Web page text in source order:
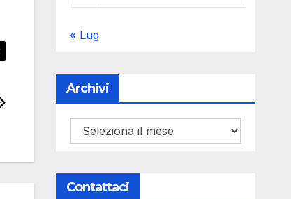
« Lug
Archivi
Archivi
Contattaci